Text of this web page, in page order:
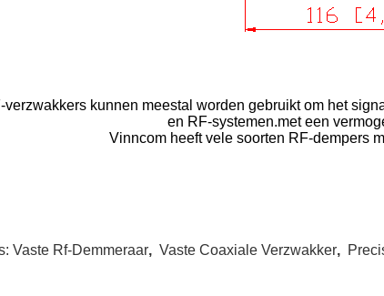
verzwakkers kunnen meestal worden gebruikt om het
en RF-systemen.met een
Vinncom heeft vele soorten RF-dempers
Vaste Rf-Demmeraar, Vaste Coaxiale Verzwakker,